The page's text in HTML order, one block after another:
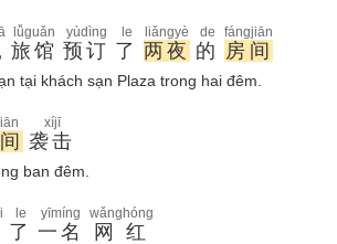
旅馆
lǚguǎn
预订
yùdìng
了
le
两夜
liǎngyè
的
de
房间
fángjiān
tại khách sạn Plaza trong hai đêm.
袭击
xíjī
ban đêm.
了
le
一名
yīmíng
网红
wǎnghóng